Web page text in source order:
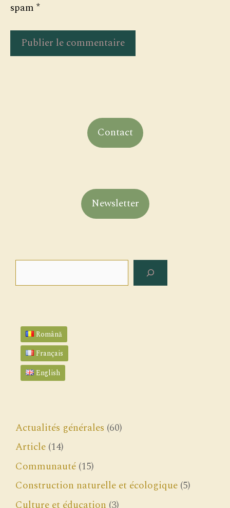
spam *
Contact
Newsletter
Română
Français
English
Actualités générales (60)
Article (14)
Communauté (15)
Construction naturelle et écologique (5)
Culture et éducation (3)